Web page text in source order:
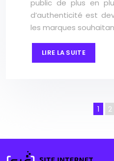
public de plus en
d’authenticité est
les marques
LIRE LA SUITE
1 2